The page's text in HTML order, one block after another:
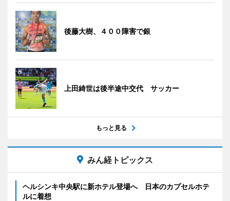
後藤大樹、４００障害で銀
上田綺世は後半途中交代 サッカー
もっと見る
みん経トピックス
ヘルシンキ中央駅に新ホテル登場へ 日本のカプセルホテ
ルに着想